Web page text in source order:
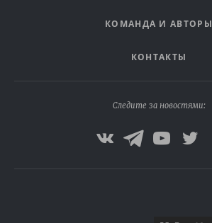
КОМАНДА И АВТОРЫ
КОНТАКТЫ
Следите за новостями: